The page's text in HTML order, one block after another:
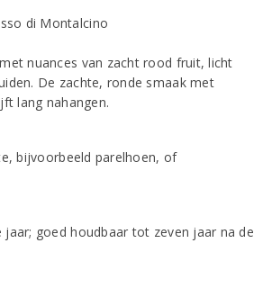
nuances van zacht rood fruit, licht
De zachte, ronde smaak met
lang nahangen.
bijvoorbeeld parelhoen, of
jaar; goed houdbaar tot zeven jaar na de